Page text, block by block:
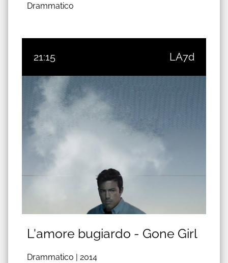
Drammatico
21:15 LA7d
L'amore bugiardo - Gone Girl
Drammatico | 2014